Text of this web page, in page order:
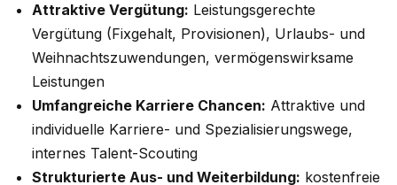
Attraktive Vergütung: Leistungsgerechte
Vergütung (Fixgehalt, Provisionen), Urlaubs- und
Weihnachtszuwendungen, vermögenswirksame
Leistungen
Umfangreiche Karriere Chancen: Attraktive und
individuelle Karriere- und Spezialisierungswege,
internes Talent-Scouting
Strukturierte Aus- und Weiterbildung: kostenfreie